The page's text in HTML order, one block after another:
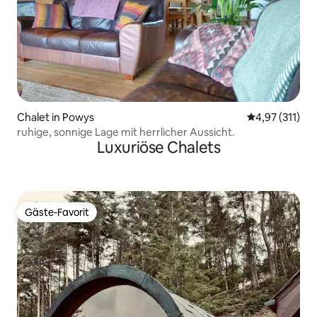
Chalet in Powys
4,97 (311)
ruhige, sonnige Lage mit herrlicher Aussicht.
Luxuriöse Chalets
Gäste-Favorit
Gäste-Favorit